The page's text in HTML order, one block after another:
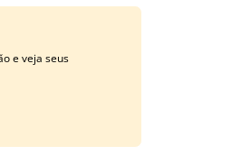
e veja seus